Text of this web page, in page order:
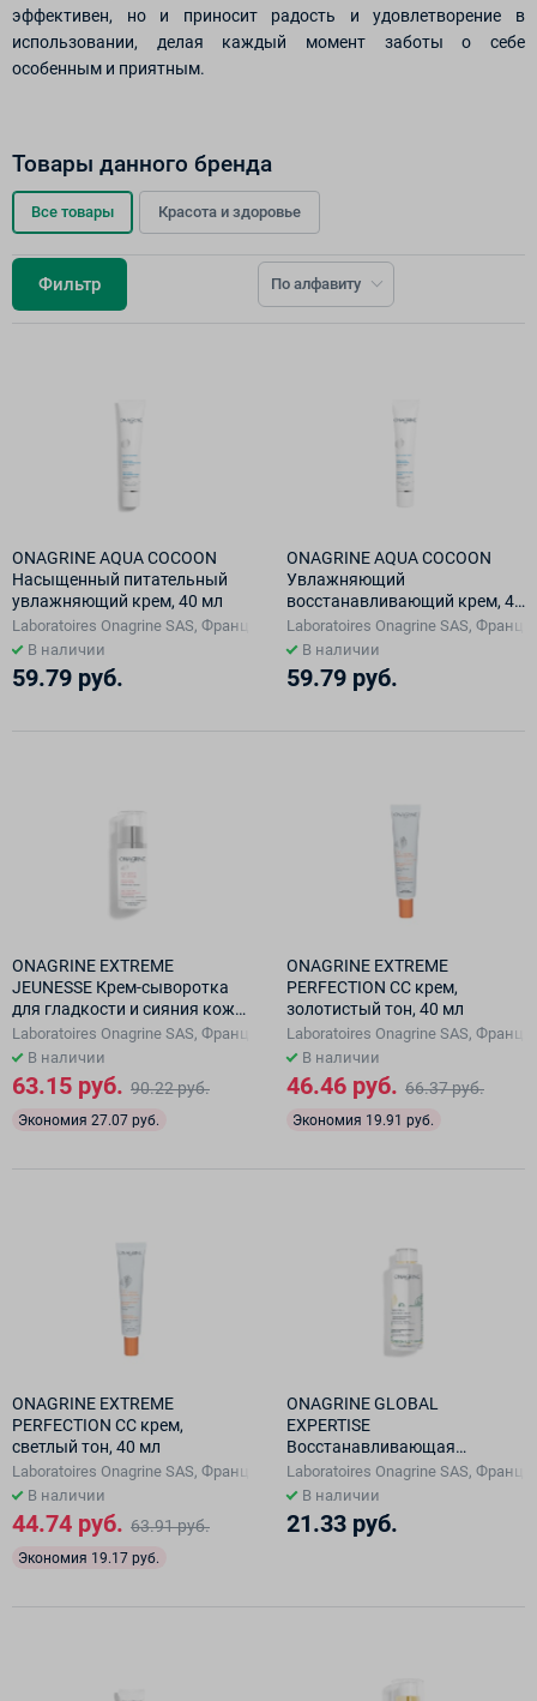
эффективен, но и приносит радость и удовлетворение в
использовании, делая каждый момент заботы о себе
особенным и приятным.
Товары данного бренда
Все товары Красота и здоровье
Фильтр По алфавиту
ONAGRINE AQUA COCOON
Насыщенный питательный
увлажняющий крем, 40 мл
Laboratoires Onagrine SAS, Франция, Франция
В наличии
59.79 руб.
ONAGRINE AQUA COCOON
Увлажняющий
восстанавливающий крем, 40
мл
Laboratoires Onagrine SAS,
В наличии
59.79 руб.
ONAGRINE EXTREME
JEUNESSE Крем-сыворотка
для гладкости и сияния кожи,
30 мл
Laboratoires Onagrine SAS, Франция, Франция
В наличии
63.15 руб. 90.22 руб.
Экономия 27.07 руб.
ONAGRINE EXTREME
PERFECTION СС крем,
золотистый тон, 40 мл
Laboratoires Onagrine SAS,
В наличии
46.46 руб. 66.37 руб.
Экономия 19.91 руб.
ONAGRINE EXTREME
PERFECTION СС крем,
светлый тон, 40 мл
Laboratoires Onagrine SAS, Франция, Франция
В наличии
44.74 руб. 63.91 руб.
Экономия 19.17 руб.
ONAGRINE GLOBAL
EXPERTISE
Восстанавливающая
растительная эссенция, 200
мл
Laboratoires Onagrine SAS,
В наличии
21.33 руб.